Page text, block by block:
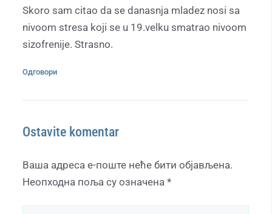
Skoro sam citao da se danasnja mladez nosi sa
nivoom stresa koji se u 19.velku smatrao nivoom
sizofrenije. Strasno.
Одговори
Ostavite komentar
Ваша адреса е-поште неће бити објављена.
Неопходна поља су означена *